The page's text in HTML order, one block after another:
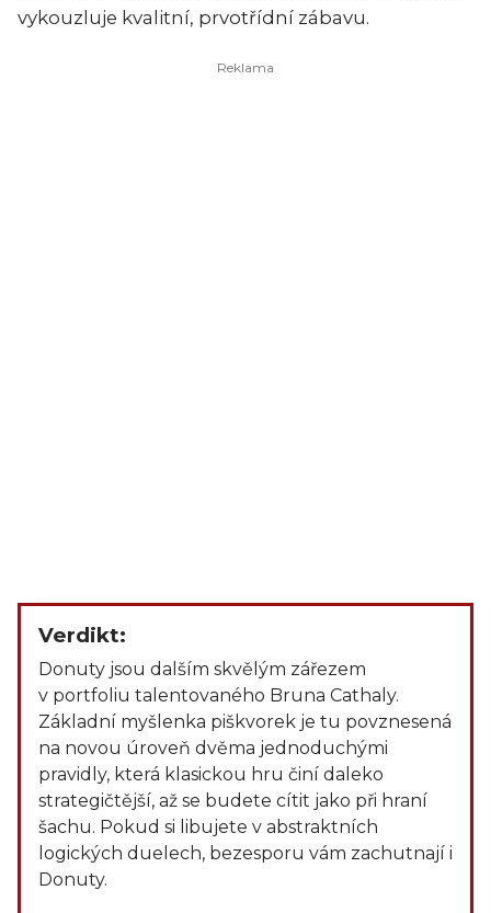
vykouzluje kvalitní, prvotřídní zábavu.
Verdikt:
Donuty jsou dalším skvělým zářezem
v portfoliu talentovaného Bruna Cathaly.
Základní myšlenka piškvorek je tu povznesená
na novou úroveň dvěma jednoduchými
pravidly, která klasickou hru činí daleko
strategičtější, až se budete cítit jako při hraní
šachu. Pokud si libujete v abstraktních
logických duelech, bezesporu vám zachutnají i
Donuty.